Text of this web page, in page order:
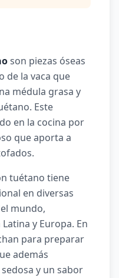
son piezas óseas
de la vaca que
médula grasa y
Este
en la cocina por
que aporta a
tuétano tiene
en diversas
mundo,
y Europa. En
para preparar
además
y un sabor